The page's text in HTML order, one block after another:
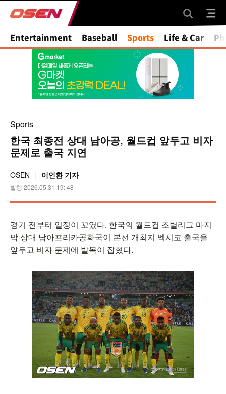
Entertainment Baseball Sports Life & Car
Sports
한국 최종전 상대 남아공, 월드컵 앞두고 비자
문제로 출국 지연
OSEN 이인환 기자
발행 2026.05.31 19: 48
경기 전부터 일정이 꼬였다. 한국의 월드컵 조별리그 마지
막 상대 남아프리카공화국이 본선 개최지 멕시코 출국을
앞두고 비자 문제에 발목이 잡혔다.